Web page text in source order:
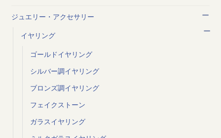
ジュエリー・アクセサリー
イヤリング
ゴールドイヤリング
シルバー調イヤリング
ブロンズ調イヤリング
フェイクストーン
ガラスイヤリング